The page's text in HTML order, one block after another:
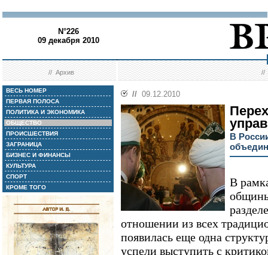
N°226
09 декабря 2010
//Архив //
ВЕСЬ НОМЕР
ПЕРВАЯ ПОЛОСА
ПОЛИТИКА И ЭКОНОМИКА
ОБЩЕСТВО
ПРОИСШЕСТВИЯ
ЗАГРАНИЦА
БИЗНЕС И ФИНАНСЫ
КУЛЬТУРА
СПОРТ
КРОМЕ ТОГО
// 09.12.2010
В
В
отношении из всех
появилась еще одна
успели выступить с